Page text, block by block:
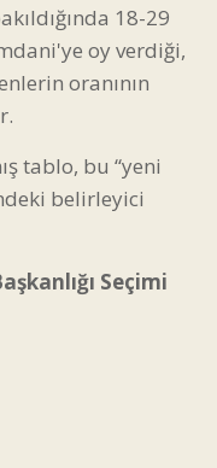
18-29
oy verdiği,
oranının
tablo, bu “yeni
belirleyici
Seçimi